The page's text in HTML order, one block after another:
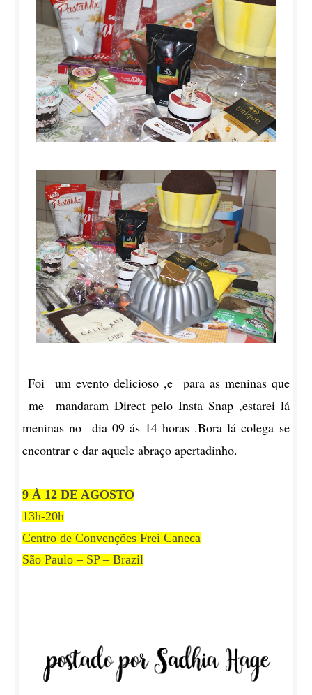
Foi um evento delicioso ,e para as meninas que
me mandaram Direct pelo Insta Snap ,estarei lá
meninas no dia 09 ás 14 horas .Bora lá colega se
encontrar e dar aquele abraço apertadinho.
9 À 12 DE AGOSTO
13h-20h
Centro de Convenções Frei Caneca
São Paulo – SP – Brazil